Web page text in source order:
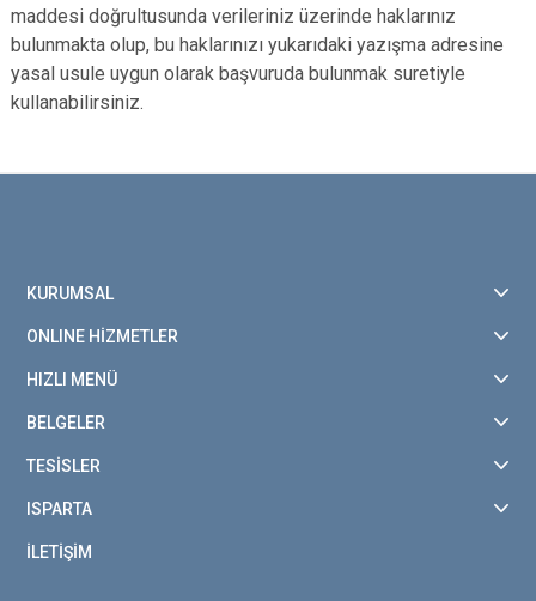
maddesi doğrultusunda verileriniz üzerinde haklarınız
bulunmakta olup, bu haklarınızı yukarıdaki yazışma adresine
yasal usule uygun olarak başvuruda bulunmak suretiyle
kullanabilirsiniz.
KURUMSAL
ONLINE HİZMETLER
HIZLI MENÜ
BELGELER
TESİSLER
ISPARTA
İLETİŞİM